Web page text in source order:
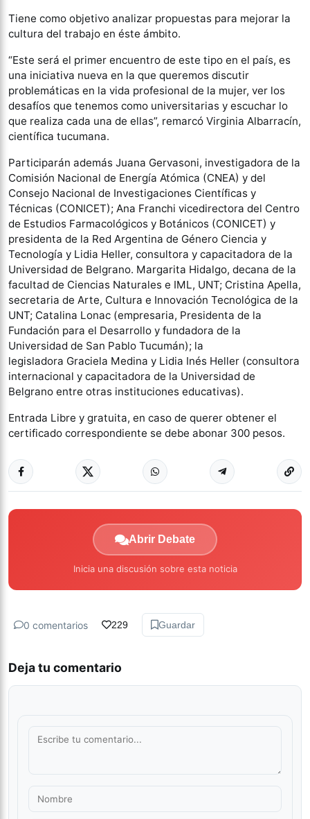
Tiene como objetivo analizar propuestas para mejorar la
cultura del trabajo en éste ámbito.
“Este será el primer encuentro de este tipo en el país, es
una iniciativa nueva en la que queremos discutir
problemáticas en la vida profesional de la mujer, ver los
desafíos que tenemos como universitarias y escuchar lo
que realiza cada una de ellas”, remarcó Virginia Albarracín,
científica tucumana.
Participarán además Juana Gervasoni, investigadora de la
Comisión Nacional de Energía Atómica (CNEA) y del
Consejo Nacional de Investigaciones Científicas y
Técnicas (CONICET); Ana Franchi vicedirectora del Centro
de Estudios Farmacológicos y Botánicos (CONICET) y
presidenta de la Red Argentina de Género Ciencia y
Tecnología y Lidia Heller, consultora y capacitadora de la
Universidad de Belgrano. Margarita Hidalgo, decana de la
facultad de Ciencias Naturales e IML, UNT; Cristina Apella,
secretaria de Arte, Cultura e Innovación Tecnológica de la
UNT; Catalina Lonac (empresaria, Presidenta de la
Fundación para el Desarrollo y fundadora de la
Universidad de San Pablo Tucumán); la
legisladora Graciela Medina y Lidia Inés Heller (consultora
internacional y capacitadora de la Universidad de
Belgrano entre otras instituciones educativas).
Entrada Libre y gratuita, en caso de querer obtener el
certificado correspondiente se debe abonar 300 pesos.
Abrir Debate
Inicia una discusión sobre esta noticia
0 comentarios 229 Guardar
Deja tu comentario